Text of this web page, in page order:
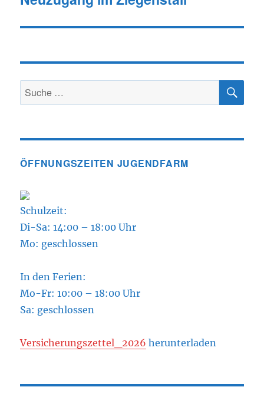
Suche
nach:
ÖFFNUNGSZEITEN JUGENDFARM
Schulzeit:
Di-Sa: 14:00 – 18:00 Uhr
Mo: geschlossen
In den Ferien:
Mo-Fr: 10:00 – 18:00 Uhr
Sa: geschlossen
Versicherungszettel_2026 herunterladen